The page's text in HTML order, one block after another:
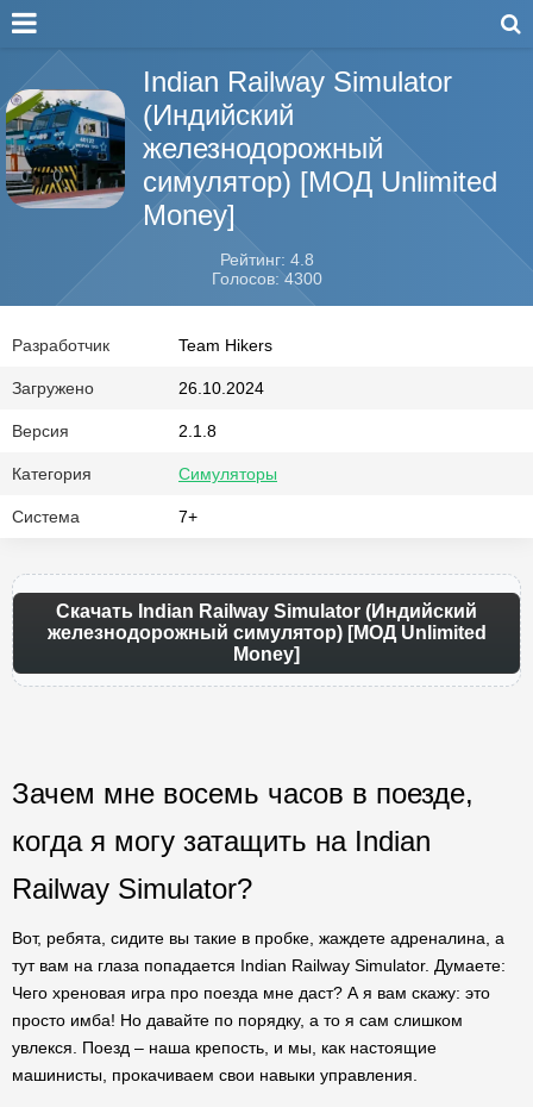
Indian Railway Simulator
(Индийский
железнодорожный
симулятор) [МОД Unlimited
Money]
Рейтинг: 4.8
Голосов: 4300
Разработчик Team Hikers
Загружено 26.10.2024
Версия 2.1.8
Категория Симуляторы
Система 7+
Скачать Indian Railway Simulator (Индийский
железнодорожный симулятор) [МОД Unlimited
Money]
Зачем мне восемь часов в поезде,
когда я могу затащить на Indian
Railway Simulator?
Вот, ребята, сидите вы такие в пробке, жаждете адреналина, а
тут вам на глаза попадается Indian Railway Simulator. Думаете:
Чего хреновая игра про поезда мне даст? А я вам скажу: это
просто имба! Но давайте по порядку, а то я сам слишком
увлекся. Поезд – наша крепость, и мы, как настоящие
машинисты, прокачиваем свои навыки управления.